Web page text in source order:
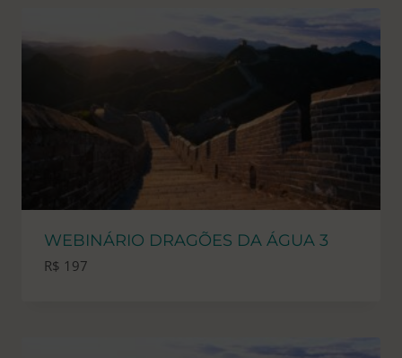
WEBINÁRIO DRAGÕES DA ÁGUA 3
R$ 197